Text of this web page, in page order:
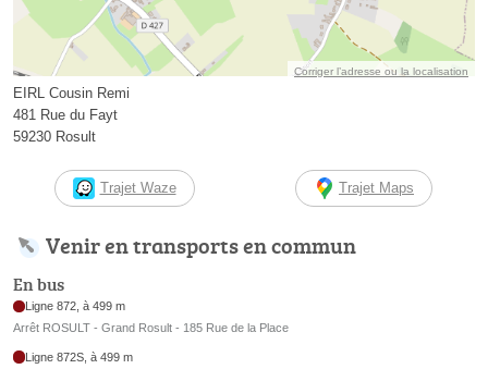
Corriger l’adresse ou la localisation
EIRL Cousin Remi
481 Rue du Fayt
59230 Rosult
Trajet Waze Trajet Maps
Venir en transports en commun
En bus
Ligne 872, à 499 m
Arrêt ROSULT - Grand Rosult - 185 Rue de la Place
Ligne 872S, à 499 m